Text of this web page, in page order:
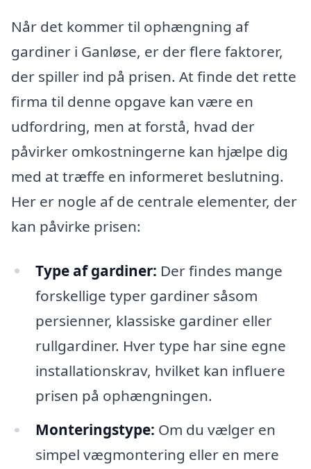
Når det kommer til ophængning af
gardiner i Ganløse, er der flere faktorer,
der spiller ind på prisen. At finde det rette
firma til denne opgave kan være en
udfordring, men at forstå, hvad der
påvirker omkostningerne kan hjælpe dig
med at træffe en informeret beslutning.
Her er nogle af de centrale elementer, der
kan påvirke prisen:
Type af gardiner: Der findes mange
forskellige typer gardiner såsom
persienner, klassiske gardiner eller
rullgardiner. Hver type har sine egne
installationskrav, hvilket kan influere
prisen på ophængningen.
Monteringstype: Om du vælger en
simpel vægmontering eller en mere